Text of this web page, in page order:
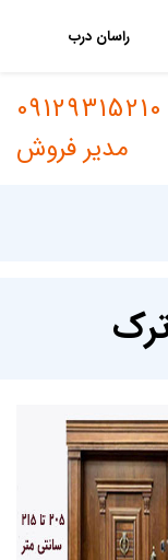
راسان درب
09129315210
مدیر فروش